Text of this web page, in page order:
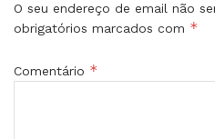
O seu endereço de email não
obrigatórios marcados com *
Comentário *